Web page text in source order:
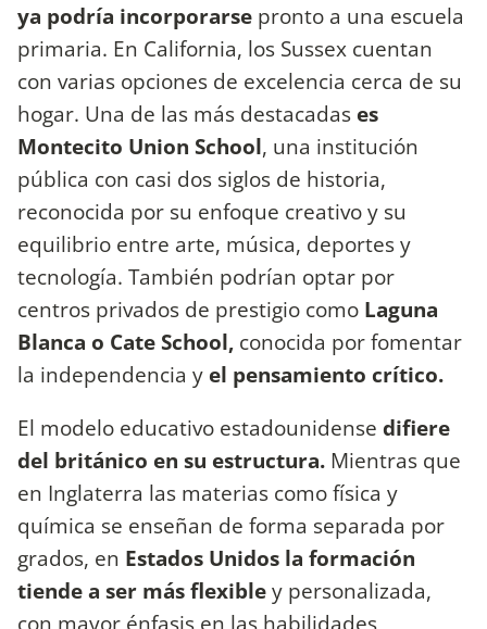
ya podría incorporarse pronto a una escuela
primaria. En California, los Sussex cuentan
con varias opciones de excelencia cerca de su
hogar. Una de las más destacadas es
Montecito Union School, una institución
pública con casi dos siglos de historia,
reconocida por su enfoque creativo y su
equilibrio entre arte, música, deportes y
tecnología. También podrían optar por
centros privados de prestigio como Laguna
Blanca o Cate School, conocida por fomentar
la independencia y el pensamiento crítico.
El modelo educativo estadounidense difiere
del británico en su estructura. Mientras que
en Inglaterra las materias como física y
química se enseñan de forma separada por
grados, en Estados Unidos la formación
tiende a ser más flexibley personalizada,